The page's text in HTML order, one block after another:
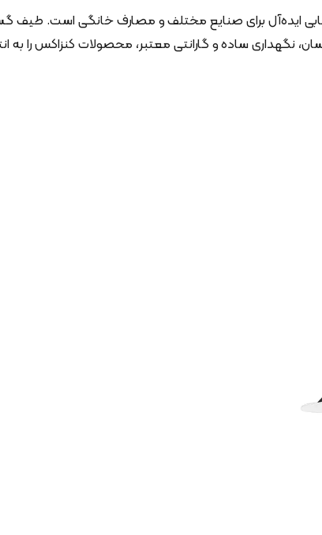
ایده‌آل برای صنایع مختلف و مصارف خانگی است. طیف
نگهداری ساده و گارانتی معتبر، محصولات کنزاکس را